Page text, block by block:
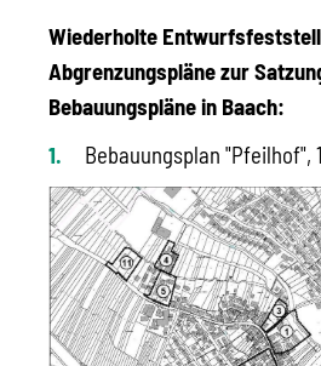
Wiederholte
Abgrenzungspläne zur
Bebauungspläne in Baach:
Bebauungsplan "Pfeilhof",